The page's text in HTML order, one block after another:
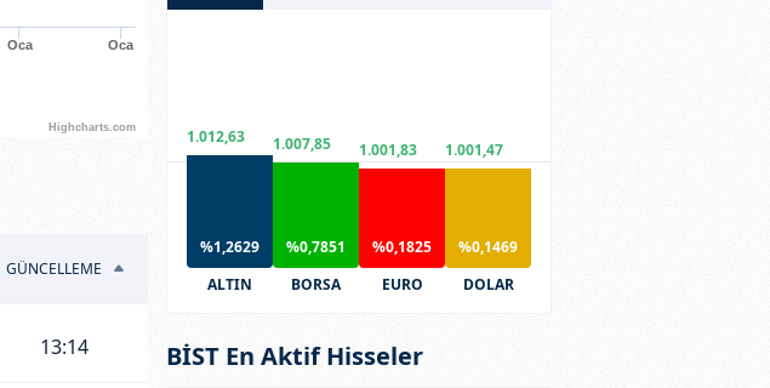
Oca Oca
Highcharts.com
GÜNCELLEME
13:14
1.012,63
%1,2629
ALTIN
1.007,85
%0,7851
BORSA
1.001,83
%0,1825
EURO
1.001,47
%0,1469
DOLAR
BİST En Aktif Hisseler